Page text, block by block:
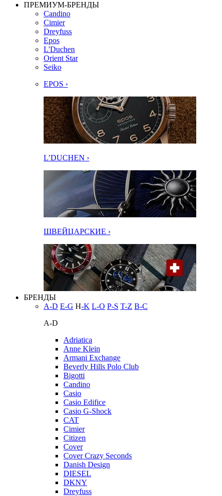
ПРЕМИУМ-БРЕНДЫ
Candino
Cimier
Dreyfuss
Epos
L'Duchen
Orient Star
Seiko
EPOS ›
L’DUCHEN ›
ШВЕЙЦАРСКИЕ ›
БРЕНДЫ
A-D E-G H-K L-O P-S T-Z В-С
A-D
Adriatica
Anne Klein
Armani Exchange
Beverly Hills Polo Club
Bigotti
Candino
Casio
Casio Edifice
Casio G-Shock
CAT
Cimier
Citizen
Cover
Cover Crazy Seconds
Danish Design
DIESEL
DKNY
Dreyfuss